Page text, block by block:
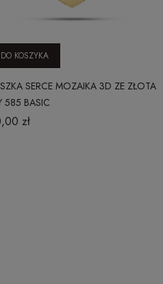
SERCE MOZAIKA 3D ZE ZŁOTA
585 BASIC
zł
DO KOSZYKA